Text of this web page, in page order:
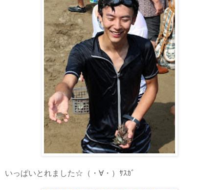
いっぱいとれました☆（・∀・）ｻｽｶﾞ